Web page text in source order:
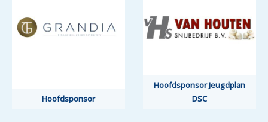
Hoofdsponsor
Hoofdsponsor Jeugdplan
DSC